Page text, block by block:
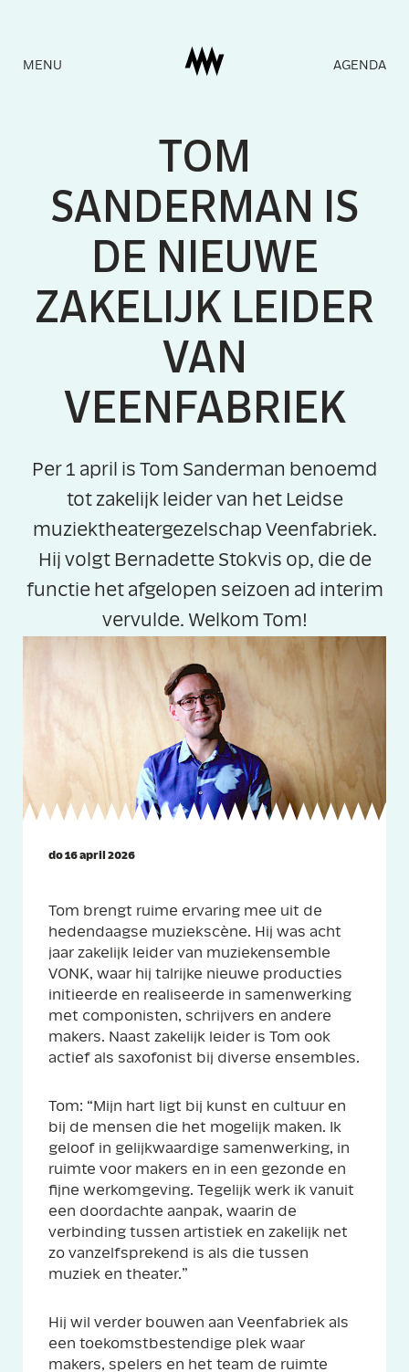
MENU
Naar
AGENDA
TOM
SANDERMAN IS
DE NIEUWE
ZAKELIJK LEIDER
VAN
VEENFABRIEK
Per 1 april is Tom Sanderman benoemd
tot zakelijk leider van het Leidse
muziektheatergezelschap Veenfabriek.
Hij volgt Bernadette Stokvis op, die de
functie het afgelopen seizoen ad interim
vervulde. Welkom Tom!
do 16 april 2026
Tom brengt ruime ervaring mee uit de
hedendaagse muziekscène. Hij was acht
jaar zakelijk leider van muziekensemble
VONK, waar hij talrijke nieuwe producties
initieerde en realiseerde in samenwerking
met componisten, schrijvers en andere
makers. Naast zakelijk leider is Tom ook
actief als saxofonist bij diverse ensembles.
Tom: “Mijn hart ligt bij kunst en cultuur en
bij de mensen die het mogelijk maken. Ik
geloof in gelijkwaardige samenwerking, in
ruimte voor makers en in een gezonde en
fijne werkomgeving. Tegelijk werk ik vanuit
een doordachte aanpak, waarin de
verbinding tussen artistiek en zakelijk net
zo vanzelfsprekend is als die tussen
muziek en theater.”
Hij wil verder bouwen aan Veenfabriek als
een toekomstbestendige plek waar
makers, spelers en het team de ruimte